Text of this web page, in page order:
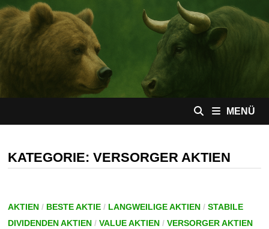
Zum
Inhalt
springen
MENÜ
KATEGORIE: VERSORGER AKTIEN
AKTIEN/ BESTE AKTIE/ LANGWEILIGE AKTIEN/ STABILE
DIVIDENDEN AKTIEN/ VALUE AKTIEN/ VERSORGER AKTIEN